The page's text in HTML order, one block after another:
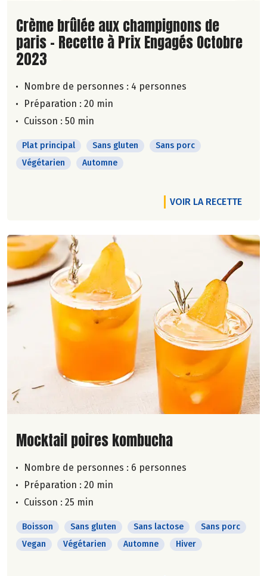
Lire la suite de la recette
Crème brûlée aux champignons de
paris - Recette à Prix Engagés Octobre
2023
Nombre de personnes : 4 personnes
Préparation : 20 min
Cuisson : 50 min
Plat principal Sans gluten
Sans porc
Végétarien
Automne
VOIR LA RECETTE
Lire la suite de la recette
Mocktail poires kombucha
Nombre de personnes : 6 personnes
Préparation : 20 min
Cuisson : 25 min
Boisson Sans gluten Sans lactose
Sans porc
Vegan
Végétarien Automne Hiver